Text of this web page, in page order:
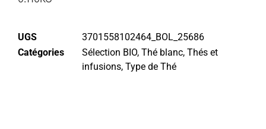
UGS
3701558102464_BOL_25686
Catégories
Sélection BIO, Thé blanc, Thés et
infusions, Type de Thé